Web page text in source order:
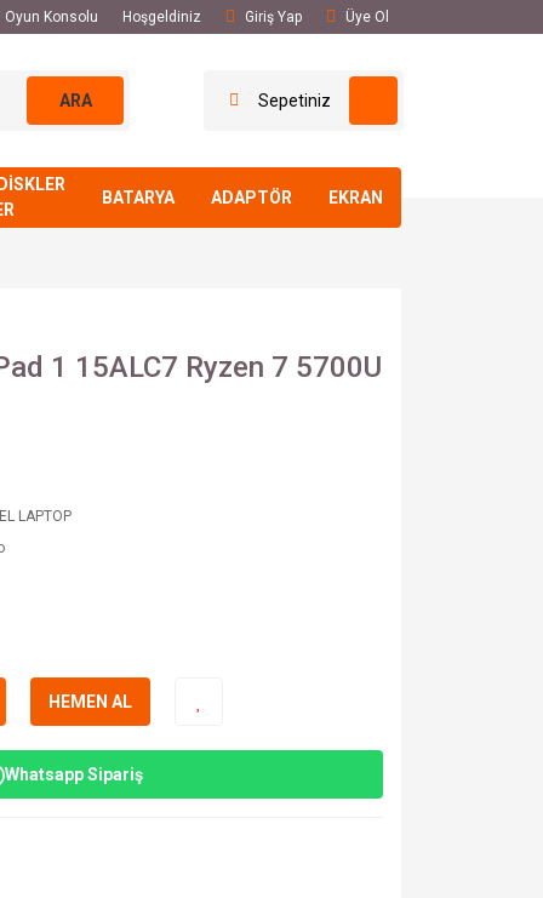
Oyun Konsolu Hoşgeldiniz Giriş Yap Üye Ol
ARA Sepetiniz
BATARYA ADAPTÖR EKRAN
1 15ALC7 Ryzen 7 5700U
LAPTOP
HEMEN AL
Whatsapp Sipariş